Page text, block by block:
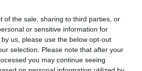
of the sale, sharing to third parties, or
or sensitive information for
us, please use the below opt-out
selection. Please note that after your
you may continue seeing
és különleges teremtmény,
gasztronómia is tengeri
Amerikai Egyesült Államok
Konferenciája (USCCB) hasonló
Meghatározásuk szerint a